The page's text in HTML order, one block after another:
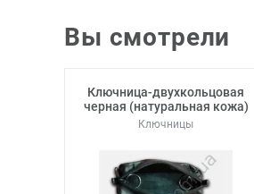
Вы смотрели
Ключница-двухкольцовая
черная (натуральная кожа)
Ключницы